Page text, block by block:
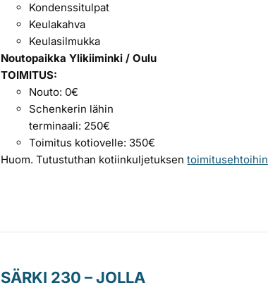
Kondenssitulpat
Keulakahva
Keulasilmukka
Noutopaikka Ylikiiminki / Oulu
TOIMITUS:
Nouto: 0€
Schenkerin lähin
terminaali: 250€
Toimitus kotiovelle: 350€
Huom. Tutustuthan kotiinkuljetuksentoimitusehtoihin
SÄRKI 230 – JOLLA